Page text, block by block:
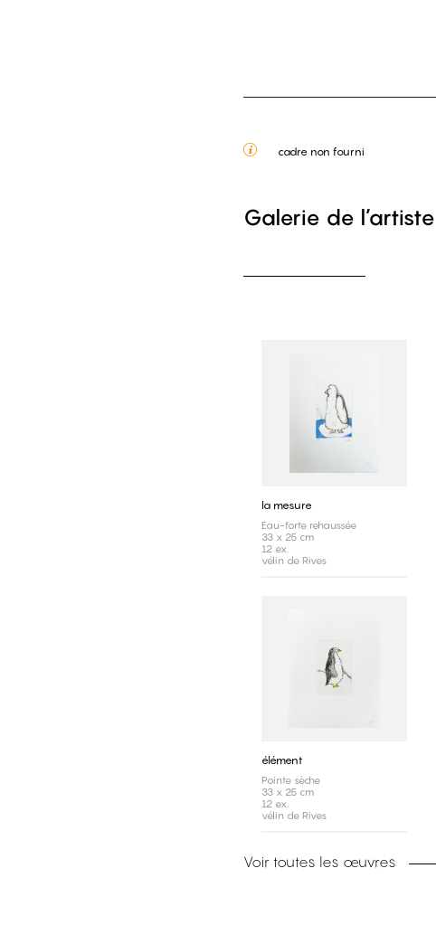
cadre non fourni
Galerie de l’artiste
la mesure
Eau-forte rehaussée
33 x 25 cm
12 ex.
vélin de Rives
élément
Pointe sèche
33 x 25 cm
12 ex.
vélin de Rives
Voir toutes les œuvres